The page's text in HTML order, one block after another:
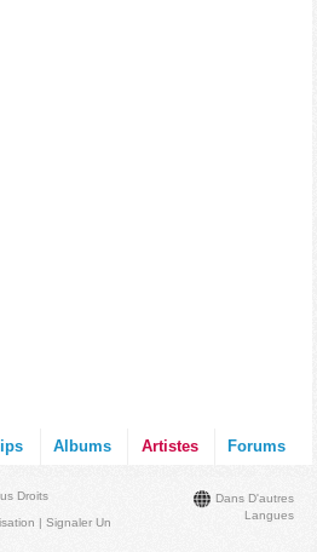
Albums Artistes Forums
Dans D'autres
Langues
Droits
|Signaler Un